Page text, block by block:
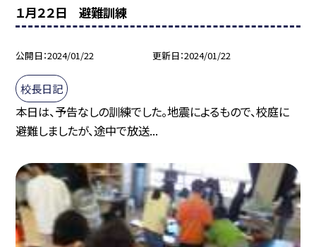
１月２２日 避難訓練
公開日 2024/01/22 更新日 2024/01/22
校長日記
本日は、予告なしの訓練でした。地震によるもので、校庭に
避難しましたが、途中で放送...